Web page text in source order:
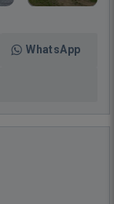
WhatsApp